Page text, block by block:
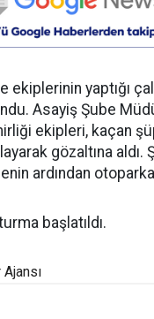
ekiplerinin yaptığı
Asayiş Şube
ekipleri, kaçan
gözaltına aldı.
ardından
başlatıldı.